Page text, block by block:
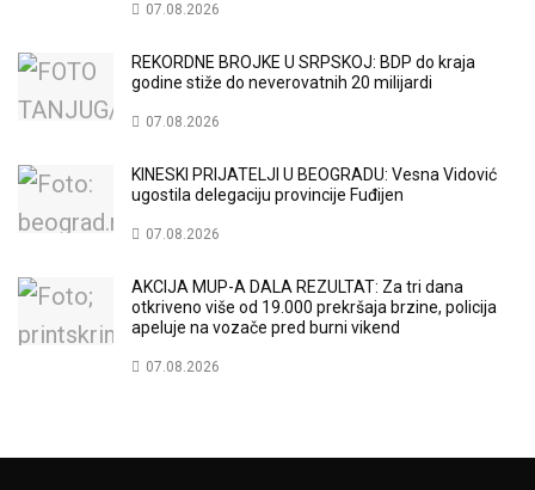
07.08.2026
REKORDNE BROJKE U SRPSKOJ: BDP do kraja
godine stiže do neverovatnih 20 milijardi
07.08.2026
KINESKI PRIJATELJI U BEOGRADU: Vesna Vidović
ugostila delegaciju provincije Fuđijen
07.08.2026
AKCIJA MUP-A DALA REZULTAT: Za tri dana
otkriveno više od 19.000 prekršaja brzine, policija
apeluje na vozače pred burni vikend
07.08.2026